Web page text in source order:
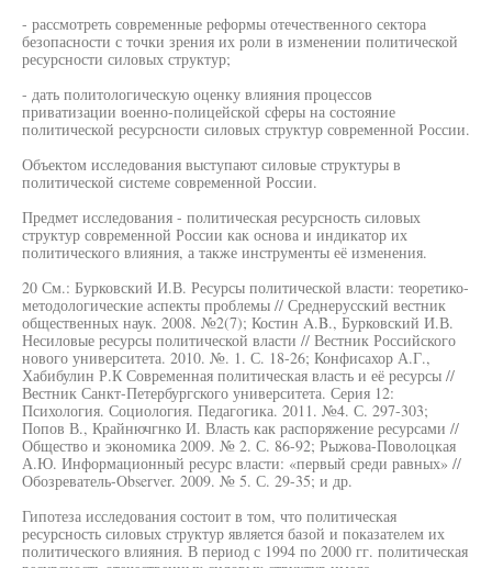
- рассмотреть современные реформы отечественного сектора
безопасности с точки зрения их роли в изменении политической
ресурсности силовых структур;
- дать политологическую оценку влияния процессов
приватизации военно-полицейской сферы на состояние
политической ресурсности силовых структур современной России.
Объектом исследования выступают силовые структуры в
политической системе современной России.
Предмет исследования - политическая ресурсность силовых
структур современной России как основа и индикатор их
политического влияния, а также инструменты её изменения.
20 См.: Бурковский И.В. Ресурсы политической власти: теоретико-
методологические аспекты проблемы // Среднерусский вестник
общественных наук. 2008. №2(7); Костин A.B., Бурковский И.В.
Несиловые ресурсы политической власти // Вестник Российского
нового университета. 2010. №. 1. С. 18-26; Конфисахор А.Г.,
Хабибулин Р.К Современная политическая власть и её ресурсы //
Вестник Санкт-Петербургского университета. Серия 12:
Психология. Социология. Педагогика. 2011. №4. С. 297-303;
Попов В., Крайнючгнко И. Власть как распоряжение ресурсами //
Общество и экономика 2009. № 2. С. 86-92; Рыжова-Поволоцкая
А.Ю. Информационный ресурс власти: «первый среди равных» //
Обозреватель-Observer. 2009. № 5. С. 29-35; и др.
Гипотеза исследования состоит в том, что политическая
ресурсность силовых структур является базой и показателем их
политического влияния. В период с 1994 по 2000 гг. политическая